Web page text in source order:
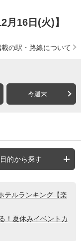
月16日(火)】
の駅・路線について
今週末
目的から探す
テルランキング【楽
！夏休みイベントカ